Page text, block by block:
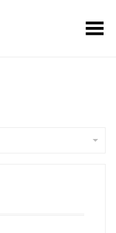
Kuva menüü